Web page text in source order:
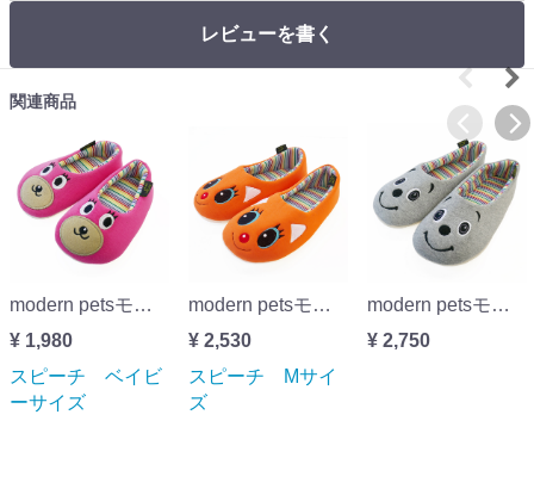
レビューを書く
関連商品
modern petsモダンペットルームシューズ スピーチ ベイビーサイズ
¥ 1,980
スピーチ ベイビ
ーサイズ
modern petsモダンペットルームシューズ スピーチ Mサイズ
¥ 2,530
スピーチ Mサイ
ズ
modern petsモダンペットルームシューズ スピーチ メンズサイズ
¥ 2,750